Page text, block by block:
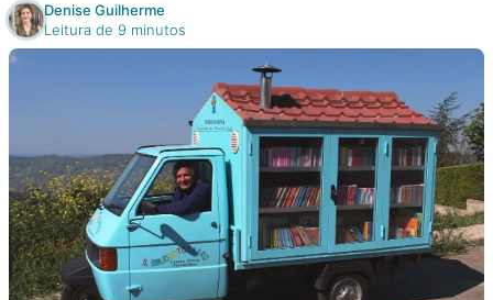
Livros
Clube de Leitores
Listas
Como ler?
Denise Guilherme
Leitura de 9 minutos